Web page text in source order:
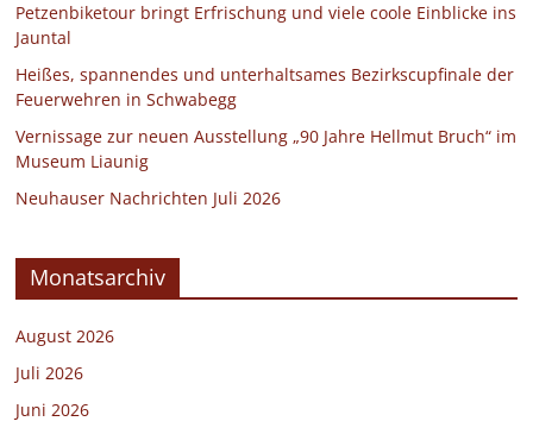
Petzenbiketour bringt Erfrischung und viele coole Einblicke ins
Jauntal
Heißes, spannendes und unterhaltsames Bezirkscupfinale der
Feuerwehren in Schwabegg
Vernissage zur neuen Ausstellung „90 Jahre Hellmut Bruch“ im
Museum Liaunig
Neuhauser Nachrichten Juli 2026
Monatsarchiv
August 2026
Juli 2026
Juni 2026